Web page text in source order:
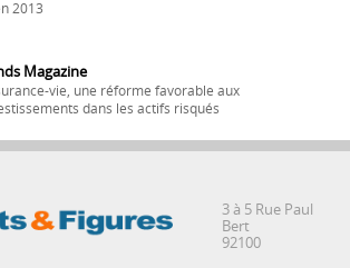
2013
Magazine
vie, une réforme favorable aux
dans les actifs risqués
3 à 5 Rue Paul
Bert
92100